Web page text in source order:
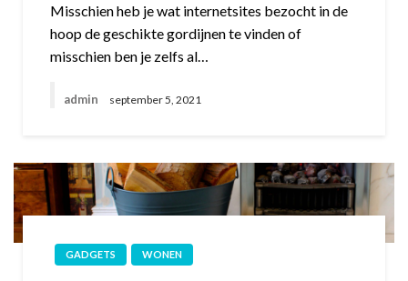
Misschien heb je wat internetsites bezocht in de
hoop de geschikte gordijnen te vinden of
misschien ben je zelfs al…
admin september 5, 2021
GADGETS WONEN